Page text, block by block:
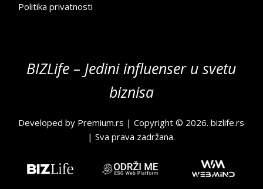
Politika privatnosti
BIZLife – Jedini influenser u svetu
biznisa
Developed by Premium.rs | Copyright © 2026.bizlife.rs
| Sva prava zadržana.